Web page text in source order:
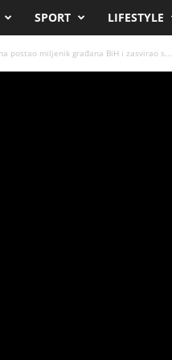
SPORT LIFESTYLE
postao miljenik građana BiH i zasvirao s...